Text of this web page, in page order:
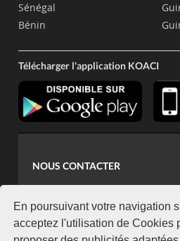
En poursuivant votre navigation
acceptez l'utilisation de Cookies
Sénégal
Bénin
Télécharger l'application KOACI
NOUS CONTACTER
koaci@yahoo.fr
+225 07 08 85 52 93